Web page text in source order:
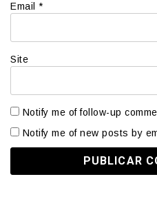
Email *
Site
Notify me of follow-up
Notify me of new posts by